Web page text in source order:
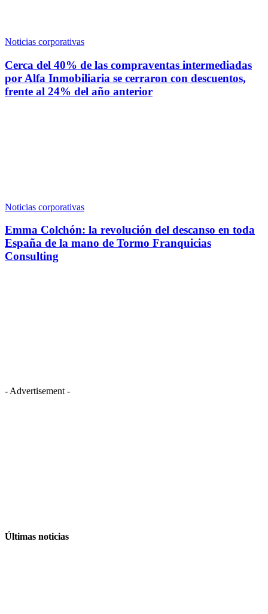
Noticias corporativas
Cerca del 40% de las compraventas intermediadas
por Alfa Inmobiliaria se cerraron con descuentos,
frente al 24% del año anterior
Noticias corporativas
Emma Colchón: la revolución del descanso en toda
España de la mano de Tormo Franquicias
Consulting
- Advertisement -
Últimas noticias